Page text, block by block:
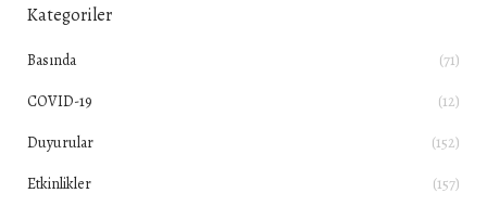
Kategoriler
Basında
(71)
COVID-19
(12)
Duyurular
(152)
Etkinlikler
(157)